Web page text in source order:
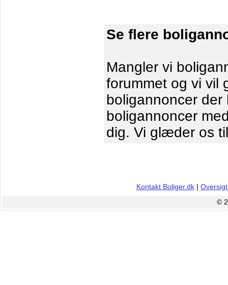
Se flere
Mangler vi
forummet og vi vil
boligannoncer der
boligannoncer
dig. Vi glæder os
Kontakt Boliger.dk|
©